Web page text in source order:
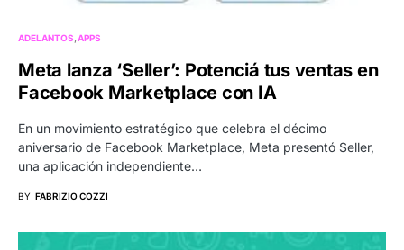
ADELANTOS APPS
Meta lanza ‘Seller’: Potenciá tus ventas en
Facebook Marketplace con IA
En un movimiento estratégico que celebra el décimo
aniversario de Facebook Marketplace, Meta presentó Seller,
una aplicación independiente…
BY FABRIZIO COZZI